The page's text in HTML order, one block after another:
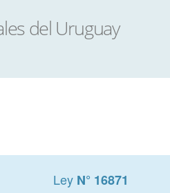
Ley N° 16871